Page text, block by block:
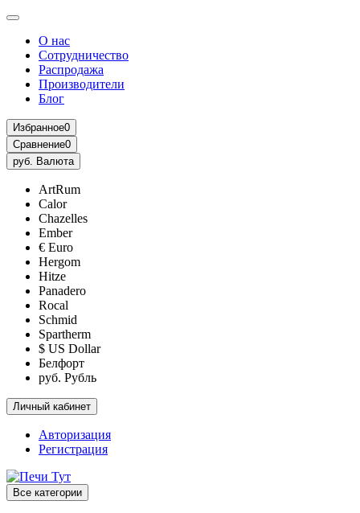
О нас
Сотрудничество
Распродажа
Производители
Блог
Избранное0
Сравнение0
руб. Валюта
ArtRum
Calor
Chazelles
Ember
€ Euro
Hergom
Hitze
Panadero
Rocal
Schmid
Spartherm
$ US Dollar
Белфорт
руб. Рубль
Личный кабинет
Авторизация
Регистрация
Все категории